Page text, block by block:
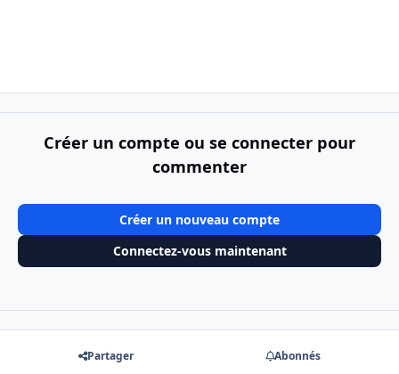
Créer un compte ou se connecter pour
commenter
Créer un nouveau compte
Connectez-vous maintenant
Partager Abonnés